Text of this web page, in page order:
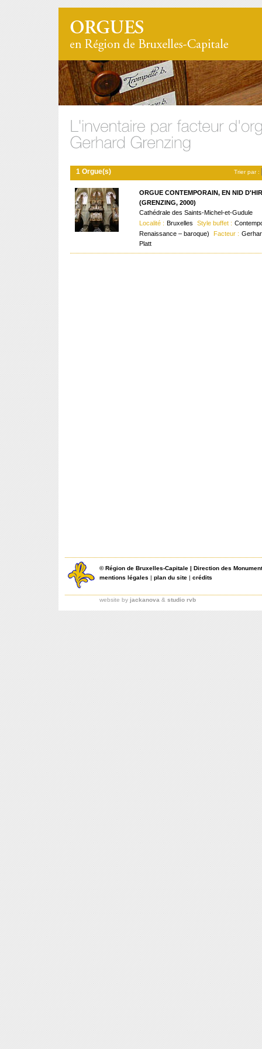
Trier par :
1 Orgue(s)
ORGUE CONTEMPORAIN, EN NID
(GRENZING, 2000)
Cathédrale des Saints-Michel-et-Gudule
Localité : Bruxelles Style buffet :
Renaissance – baroque)
Facteur :
Platt
©Région de Bruxelles-Capitale | Direction des
mentions légales | plan du site | crédits
website by jackanova & studio rvb